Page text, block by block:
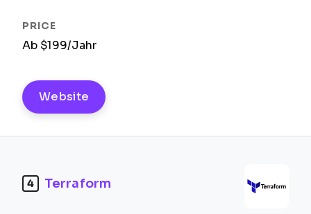
Ab $199/Jahr
Website
4 Terraform